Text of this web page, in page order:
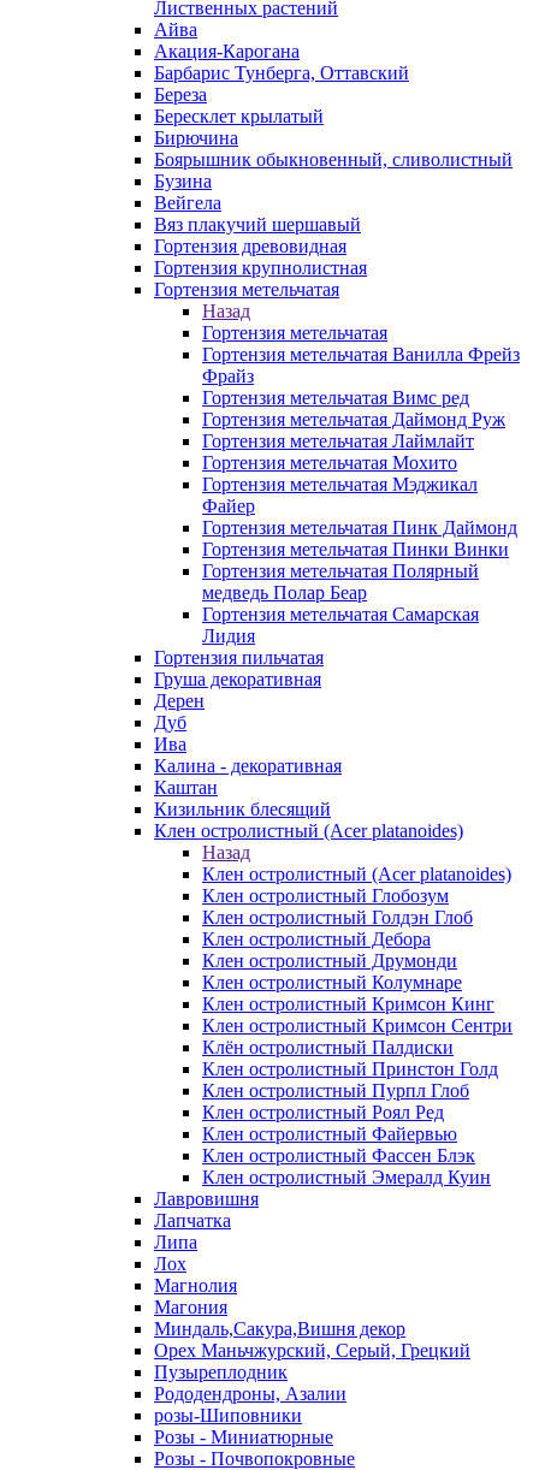
Лиственных растений
Айва
Акация-Карогана
Барбарис Тунберга, Оттавский
Береза
Бересклет крылатый
Бирючина
Боярышник обыкновенный, сливолистный
Бузина
Вейгела
Вяз плакучий шершавый
Гортензия древовидная
Гортензия крупнолистная
Гортензия метельчатая
Назад
Гортензия метельчатая
Гортензия метельчатая Ванилла Фрейз
Фрайз
Гортензия метельчатая Вимс ред
Гортензия метельчатая Даймонд Руж
Гортензия метельчатая Лаймлайт
Гортензия метельчатая Мохито
Гортензия метельчатая Мэджикал
Файер
Гортензия метельчатая Пинк Даймонд
Гортензия метельчатая Пинки Винки
Гортензия метельчатая Полярный
медведь Полар Беар
Гортензия метельчатая Самарская
Лидия
Гортензия пильчатая
Груша декоративная
Дерен
Дуб
Ива
Калина - декоративная
Каштан
Кизильник блесящий
Клен остролистный (Acer platanoides)
Назад
Клен остролистный (Acer platanoides)
Клен остролистный Глобозум
Клен остролистный Голдэн Глоб
Клен остролистный Дебора
Клен остролистный Друмонди
Клен остролистный Колумнаре
Клен остролистный Кримсон Кинг
Клен остролистный Кримсон Сентри
Клён остролистный Палдиски
Клен остролистный Принстoн Голд
Клен остролистный Пурпл Глоб
Клен остролистный Роял Ред
Клен остролистный Файервью
Клен остролистный Фассен Блэк
Клен остролистный Эмералд Куин
Лавровишня
Лапчатка
Липа
Лох
Магнолия
Магония
Миндаль,Сакура,Вишня декор
Орех Маньчжурский, Серый, Грецкий
Пузыреплодник
Рододендроны, Азалии
розы-Шиповники
Розы - Миниатюрные
Розы - Почвопокровные